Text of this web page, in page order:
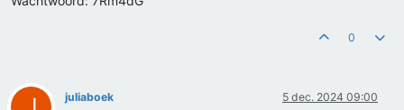
0
juliaboek 5 dec. 2024 09:00